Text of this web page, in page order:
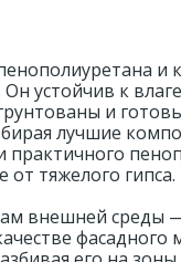
устойчив к
и
лучшие
от тяжелого гипса.
внешней